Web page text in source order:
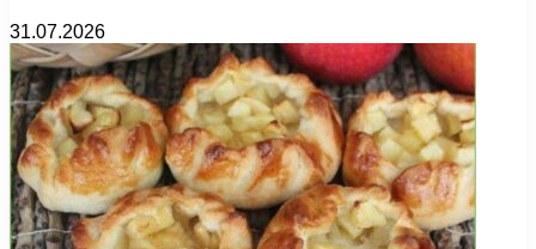
31.07.2026